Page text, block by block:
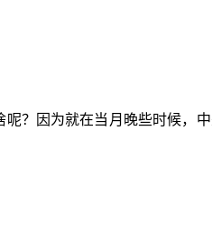
？因为就在当月晚些时候，